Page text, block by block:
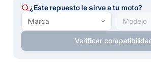
¿Este repuesto le sirve a tu moto?
Verificar